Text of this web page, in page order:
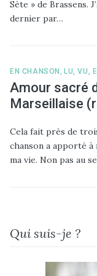
Sète » de Brassens.
dernier par…
EN CHANSON LU, VU,
Amour sacré
Marseillaise
Cela fait près de
chanson a apporté à
ma vie. Non pas au
Qui suis-je ?